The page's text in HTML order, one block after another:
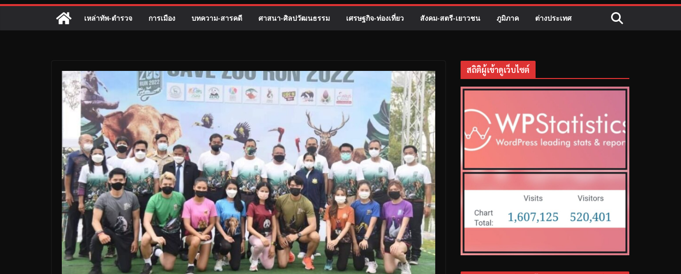
เหล่าทัพ-ตำรวจ การเมือง บทความ-สารคดี ศาสนา-ศิลปวัฒนธรรม เศรษฐกิจ-ท่องเที่ยว สังคม-สตรี-เยาวชน ภูมิภาค ต่างประเทศ
สถิติผู้เข้าดูเว็บไซต์